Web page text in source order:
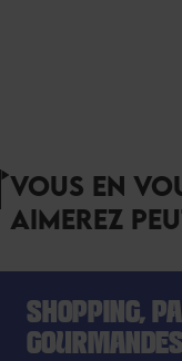
VOUS EN
AIMEREZ
SHOPPING,